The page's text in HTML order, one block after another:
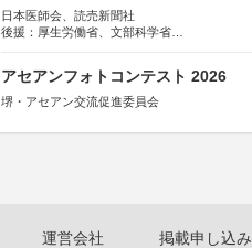
日本医師会、読売新聞社
後援：厚生労働省、文部科学省
アセアンフォトコンテスト 2026
堺・アセアン交流促進委員会
運営会社 掲載申し込み